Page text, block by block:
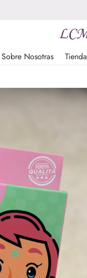
Sobre Nosotras Tienda